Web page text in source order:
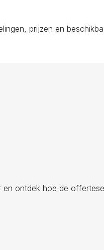
prijzen en
en ontdek hoe de